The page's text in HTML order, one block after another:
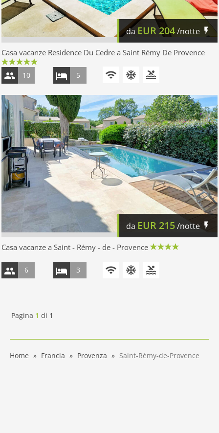
da EUR204/notte
Casa vacanze Residence Du Cedre a Saint Rémy De Provence
10 5
da EUR 215/notte
Casa vacanze a Saint - Rémy - de - Provence
6 3
Pagina 1 di 1
Home Francia Provenza Saint-Rémy-de-Provence